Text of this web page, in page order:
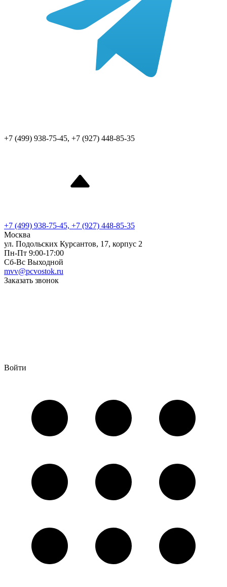
+7 (499) 938-75-45, +7 (927) 448-85-35
+7 (499) 938-75-45, +7 (927) 448-85-35
Москва
ул. Подольских Курсантов, 17, корпус 2
Пн-Пт 9:00-17:00
Сб-Вс Выходной
mvv@pcvostok.ru
Заказать звонок
Войти